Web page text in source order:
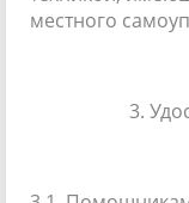
местного
3.